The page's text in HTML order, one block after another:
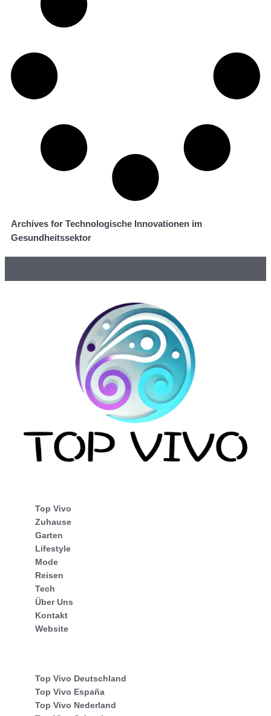
Archives for Technologische Innovationen im
Gesundheitssektor
Top Vivo
Zuhause
Garten
Lifestyle
Mode
Reisen
Tech
Über Uns
Kontakt
Website
Top Vivo Deutschland
Top Vivo España
Top Vivo Nederland